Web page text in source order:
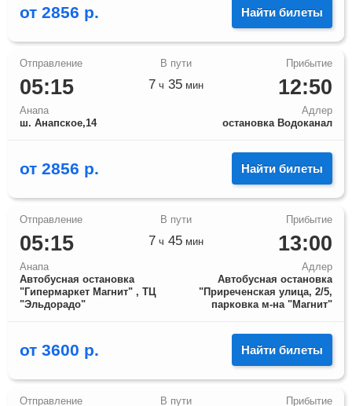
от 2856 р. Найти билеты
05:15
Анапа
ш. Анапское,14
12:50
Адлер
остановка Водоканал
7 ч 35 мин
от 2856 р. Найти билеты
05:15
Анапа
Автобусная остановка
"Гипермаркет Магнит" , ТЦ
"Эльдорадо"
13:00
Адлер
Автобусная остановка
"Приреченская улица, 2/5,
парковка м-на "Магнит"
7 ч 45 мин
от 3600 р. Найти билеты